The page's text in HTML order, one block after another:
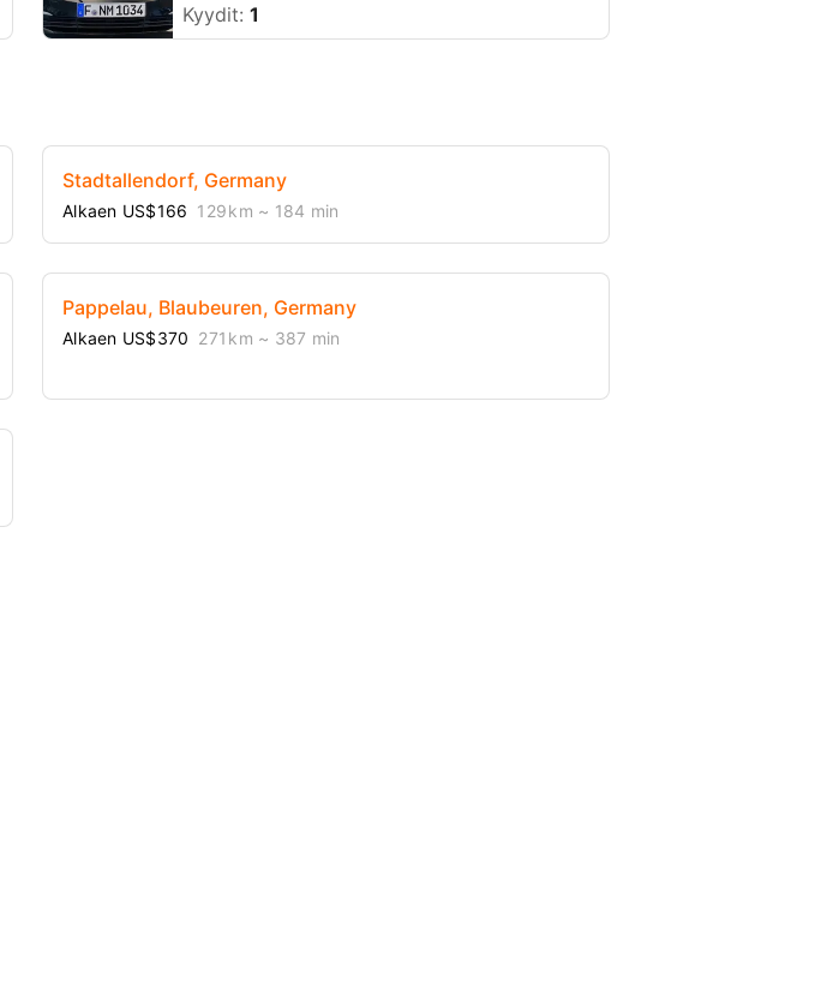
Kyydit: 1
Stadtallendorf, Germany
Alkaen US$166 129 km ~ 184 min
Pappelau, Blaubeuren, Germany
Alkaen US$370 271 km ~ 387 min